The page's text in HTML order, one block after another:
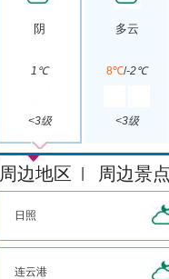
阴
1℃
<3级
多云
8℃/-2℃
<3级
周边地区 周边景
日照
连云港